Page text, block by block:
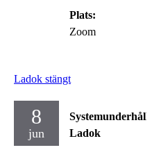
Plats:
Zoom
Ladok stängt
8
jun
Systemunderhåll
Ladok